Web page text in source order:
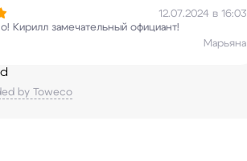
12.07.2024 в 16:03
Кирилл замечательный официант!
Марьяна
by Toweco